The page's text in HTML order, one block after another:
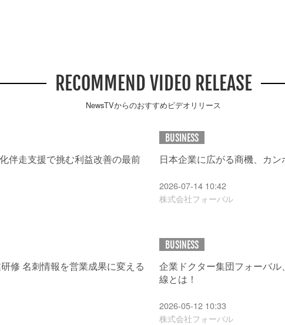
RECOMMEND VIDEO RELEASE
NewsTVからのおすすめビデオリリース
伴走支援で挑む利益改善の最前
BUSINESS
日本企業に広がる商機、カ
2026-07-14 10:42
株式会社フォーバル
修 名刺情報を営業成果に変える
BUSINESS
企業ドクター集団フォーバ
線とは！
2026-05-12 10:33
株式会社フォーバル